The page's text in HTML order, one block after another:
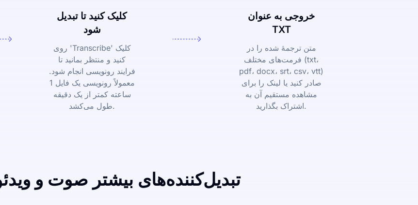
کلیک کنید تا تبدیل
شود
روی 'Transcribe' کلیک
کنید و منتظر بمانید تا
فرایند رونویسی انجام شود.
معمولاً رونویسی یک فایل 1
ساعته کمتر از یک دقیقه
طول می‌کشد.
خروجی به عنوان
TXT
متن ترجمۀ شده را در
فرمت‌های مختلف (txt،
pdf، docx، srt، csv، vtt)
صادر کنید یا لینک را برای
مشاهده مستقیم آن به
اشتراک بگذارید.
تبدیل‌کننده‌های بیشتر صوت و